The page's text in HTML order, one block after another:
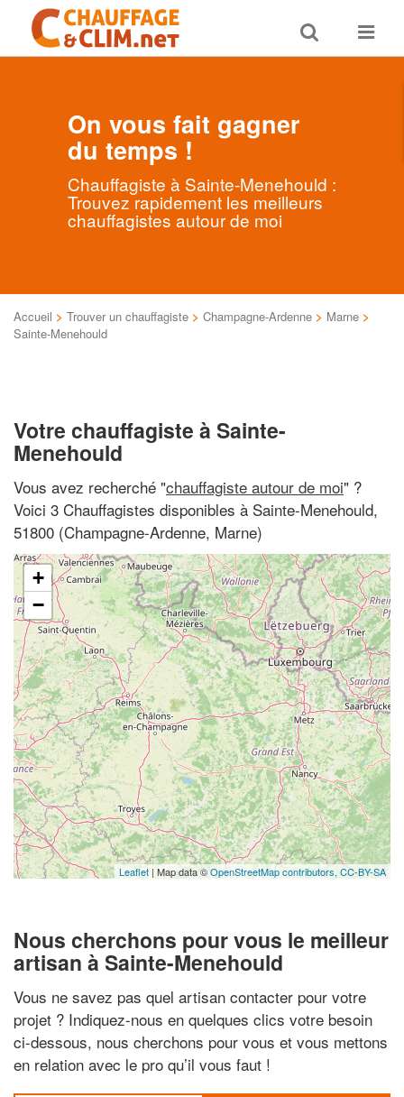
Toggle
search
Toggle
On vous fait gagner
du temps !
Chauffagiste à Sainte-Menehould :
Trouvez rapidement les meilleurs
chauffagistes autour de moi
Accueil > Trouver un chauffagiste > Champagne-Ardenne > Marne >
Sainte-Menehould
Votre chauffagiste à Sainte-
Menehould
Vous avez recherché "chauffagiste autour de moi" ?
Voici 3 Chauffagistes disponibles à Sainte-Menehould,
51800 (Champagne-Ardenne, Marne)
+
−
Leaflet | Map data ©OpenStreetMap contributors, CC-BY-SA
Nous cherchons pour vous le meilleur
artisan à Sainte-Menehould
Vous ne savez pas quel artisan contacter pour votre
projet ? Indiquez-nous en quelques clics votre besoin
ci-dessous, nous cherchons pour vous et vous mettons
en relation avec le pro qu’il vous faut !